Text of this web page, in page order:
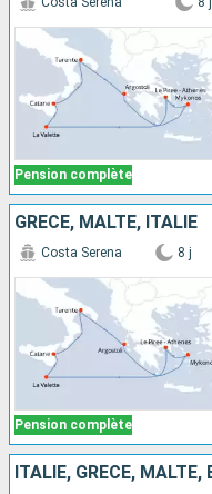
Pension complète
GRÈCE, MALTE, ITALIE
Pension complète
Costa Serena 8 j